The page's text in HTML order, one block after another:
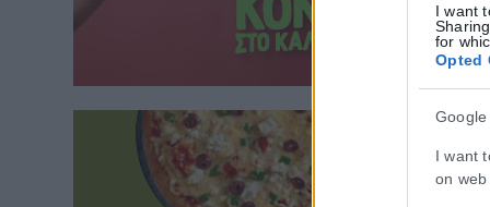
I want
for
Opted
I want
on